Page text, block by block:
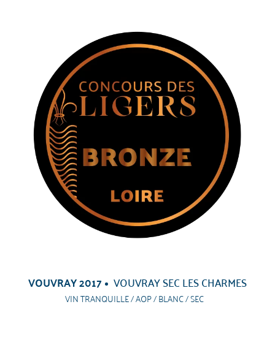
VOUVRAY 2017 VOUVRAY SEC LES CHARMES
VIN TRANQUILLE / AOP / BLANC / SEC